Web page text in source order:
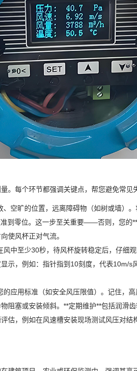
。每个环节都强调关键点，帮您避免常见
空旷的位置，远离障碍物（如树或墙）
到零位。这一步至关重要——否则，您的
使风杯正对气流。
中至少30秒，待风杯旋转稳定后，仔细
示，例如：指针指到10刻度，代表10m/
应用标准（如安全风压限值）。记住，
阻塞或安装倾斜。**定期维护**包括润滑齿
估，例如在风速槽安装现场测试风压对